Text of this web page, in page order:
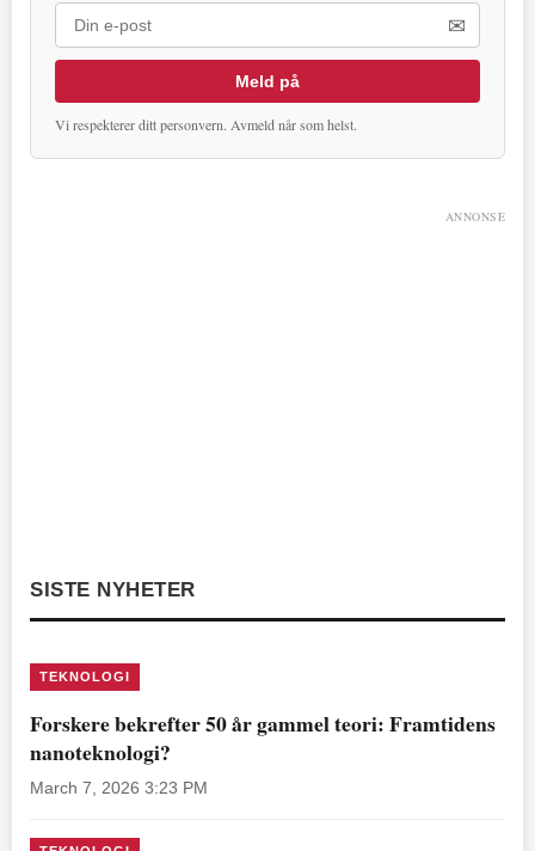
✉
Meld på
Vi respekterer ditt personvern. Avmeld når som helst.
ANNONSE
SISTE NYHETER
TEKNOLOGI
Forskere bekrefter 50 år gammel teori: Framtidens
nanoteknologi?
March 7, 2026 3:23 PM